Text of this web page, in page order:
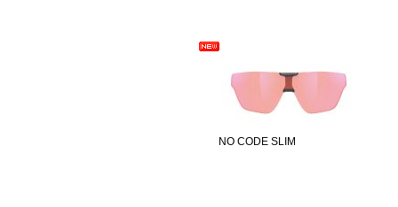
NO CODE SLIM